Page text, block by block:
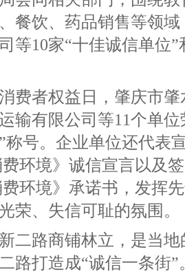
餐饮、药品销售等领
等10家“十佳诚信单位
费者权益日，肇庆市
输有限公司等11个单
称号。企业单位还代表
环境》诚信宣言以及
环境》承诺书，发挥
荣、失信可耻的氛围。
二路商铺林立，是当
路打造成“诚信一条街